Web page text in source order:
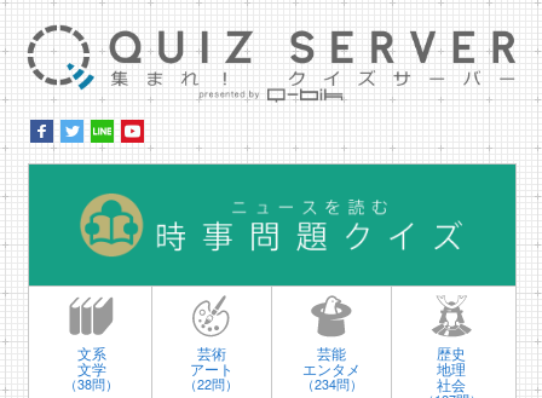
文系
文学
（38問）
芸術
アート
（22問）
芸能
エンタメ
（234問）
歴史
地理
社会